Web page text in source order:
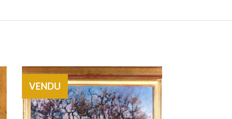
VENDU